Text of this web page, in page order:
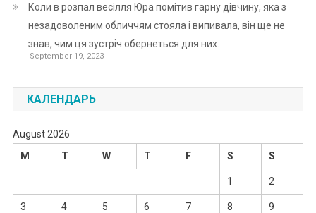
Коли в розпал весілля Юра помітив гарну дівчину, яка з
незадоволеним обличчям стояла і випивала, він ще не
знав, чим ця зустріч обернеться для них.
September 19, 2023
КАЛЕНДАРЬ
August 2026
M
T W T F S S
1 2
3 4 5 6 7 8 9